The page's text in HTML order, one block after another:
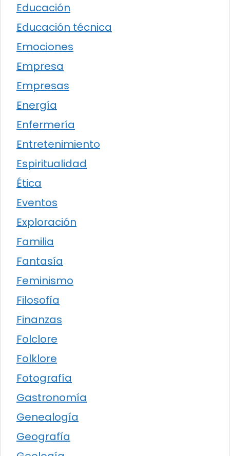
Educación
Educación técnica
Emociones
Empresa
Empresas
Energía
Enfermería
Entretenimiento
Espiritualidad
Ética
Eventos
Exploración
Familia
Fantasía
Feminismo
Filosofía
Finanzas
Folclore
Folklore
Fotografía
Gastronomía
Genealogía
Geografía